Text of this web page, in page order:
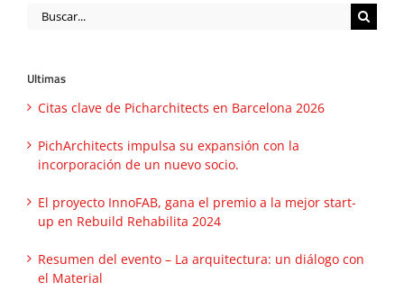
Buscar:
Ultimas
Citas clave de Picharchitects en Barcelona 2026
PichArchitects impulsa su expansión con la
incorporación de un nuevo socio.
El proyecto InnoFAB, gana el premio a la mejor start-
up en Rebuild Rehabilita 2024
Resumen del evento – La arquitectura: un diálogo con
el Material